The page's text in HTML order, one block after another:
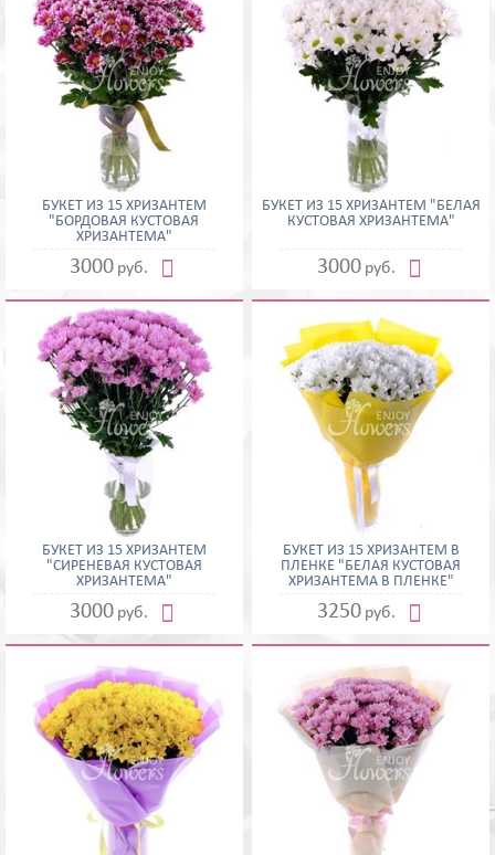
БУКЕТ ИЗ 15 ХРИЗАНТЕМ
"БОРДОВАЯ КУСТОВАЯ
ХРИЗАНТЕМА"
3000 руб. 
БУКЕТ ИЗ 15 ХРИЗАНТЕМ "БЕЛАЯ
КУСТОВАЯ ХРИЗАНТЕМА"
3000 руб. 
БУКЕТ ИЗ 15 ХРИЗАНТЕМ
"СИРЕНЕВАЯ КУСТОВАЯ
ХРИЗАНТЕМА"
3000 руб. 
БУКЕТ ИЗ 15 ХРИЗАНТЕМ В
ПЛЕНКЕ "БЕЛАЯ КУСТОВАЯ
ХРИЗАНТЕМА В ПЛЕНКЕ"
3250 руб. 